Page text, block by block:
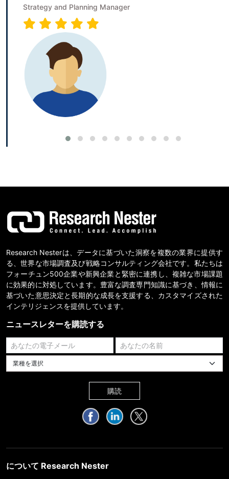
Planning Manager
Research Nesterは、データに基づいた洞察を複数の業界に提供す
る、世界な市場調査及び戦略コンサルティング会社です。私たちは
フォーチュン500企業や新興企業と緊密に連携し、複雑な市場課題
に効果的に対処しています。豊富な調査専門知識に基づき、情報に
基づいた意思決定と長期的な成長を支援する、カスタマイズされた
インテリジェンスを提供しています。
ニュースレターを購読する
業種を選択してください
購読
について Research Nester